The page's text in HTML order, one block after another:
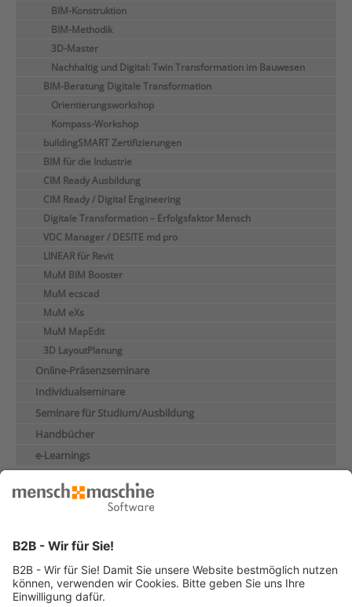
BIM-Konstruktion
BIM-Methodik
3D-Master
Nachhaltig und Digital: Twin Transformation im Bauwesen
BIM-Beratung Digitale Transformation
Orientierungsworkshop
Kompass-Workshop
buildingSMART Zertifizierungen
BIM für die Industrie
CIM Ready Ausbildung
CIM Ready / Digital Engineering
Digitale Transformation – Erfolgsfaktor Mensch
VDC Manager / DESITE md pro
LINEAR für Revit
MuM BIM Booster
MuM ecscad
MuM eXs
MuM MapEdit
3D LayoutPlanung
Online-Präsenzseminare
Individualseminare
Seminare für Studium/Ausbildung
Handbücher
e-Learnings